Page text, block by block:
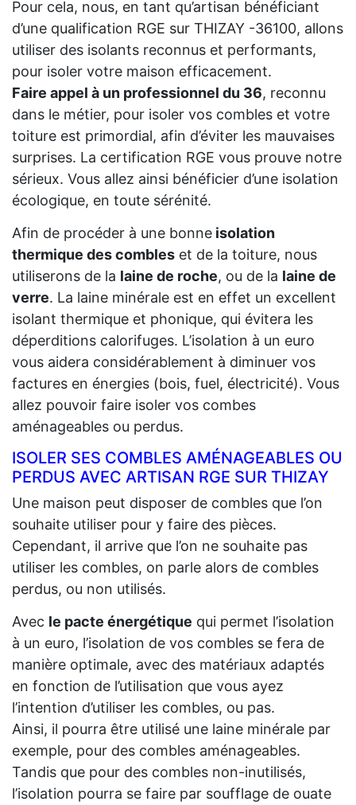
Pour cela, nous, en tant qu’artisan bénéficiant
d’une qualification RGE sur THIZAY -36100, allons
utiliser des isolants reconnus et performants,
pour isoler votre maison efficacement.
Faire appel à un professionnel du 36, reconnu
dans le métier, pour isoler vos combles et votre
toiture est primordial, afin d’éviter les mauvaises
surprises. La certification RGE vous prouve notre
sérieux. Vous allez ainsi bénéficier d’une isolation
écologique, en toute sérénité.
Afin de procéder à une bonne isolation
thermique des combles et de la toiture, nous
utiliserons de la laine de roche, ou de la laine de
verre. La laine minérale est en effet un excellent
isolant thermique et phonique, qui évitera les
déperditions calorifuges. L’isolation à un euro
vous aidera considérablement à diminuer vos
factures en énergies (bois, fuel, électricité). Vous
allez pouvoir faire isoler vos combes
aménageables ou perdus.
ISOLER SES COMBLES AMÉNAGEABLES OU
PERDUS AVEC ARTISAN RGE SUR THIZAY
Une maison peut disposer de combles que l’on
souhaite utiliser pour y faire des pièces.
Cependant, il arrive que l’on ne souhaite pas
utiliser les combles, on parle alors de combles
perdus, ou non utilisés.
Avec le pacte énergétique qui permet l’isolation
à un euro, l’isolation de vos combles se fera de
manière optimale, avec des matériaux adaptés
en fonction de l’utilisation que vous ayez
l’intention d’utiliser les combles, ou pas.
Ainsi, il pourra être utilisé une laine minérale par
exemple, pour des combles aménageables.
Tandis que pour des combles non-inutilisés,
l’isolation pourra se faire par soufflage de ouate